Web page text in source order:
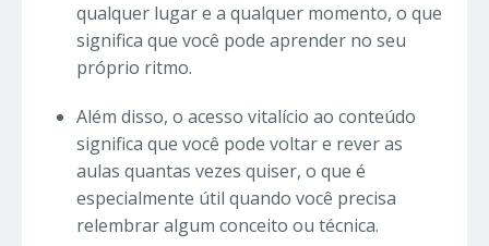
qualquer lugar e a qualquer momento, o que
significa que você pode aprender no seu
próprio ritmo.
Além disso, o acesso vitalício ao conteúdo
significa que você pode voltar e rever as
aulas quantas vezes quiser, o que é
especialmente útil quando você precisa
relembrar algum conceito ou técnica.